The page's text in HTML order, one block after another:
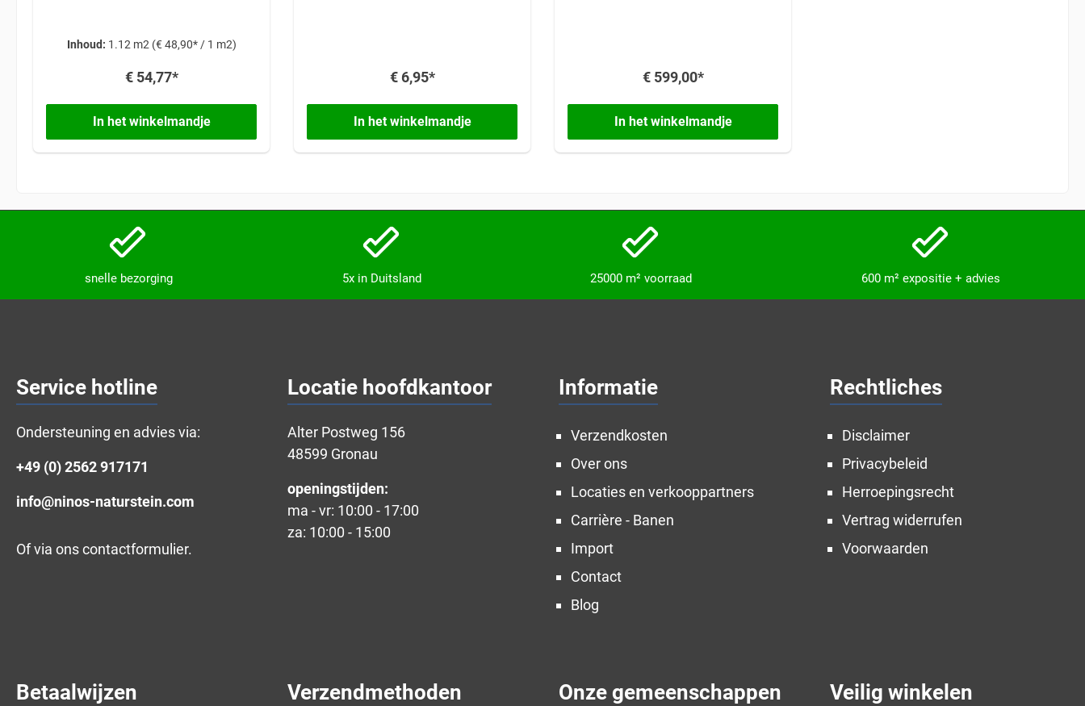
Inhoud: 1.12 m2 (€ 48,90* / 1 m2)
€ 54,77*
In het winkelmandje
€ 6,95*
In het winkelmandje
€ 599,00*
In het winkelmandje
snelle bezorging 5x in Duitsland 25000 m² voorraad 600 m² expositie + advies
Service hotline
Ondersteuning en advies via:
+49 (0) 2562 917171
info@ninos-naturstein.com
Of via onscontactformulier.
Locatie hoofdkantoor
Alter Postweg 156
48599 Gronau
openingstijden:
ma - vr: 10:00 - 17:00
za: 10:00 - 15:00
Informatie
Verzendkosten
Over ons
Locaties en verkooppartners
Carrière - Banen
Import
Contact
Blog
Rechtliches
Disclaimer
Privacybeleid
Herroepingsrecht
Vertrag widerrufen
Voorwaarden
Betaalwijzen Verzendmethoden Onze gemeenschappen Veilig winkelen